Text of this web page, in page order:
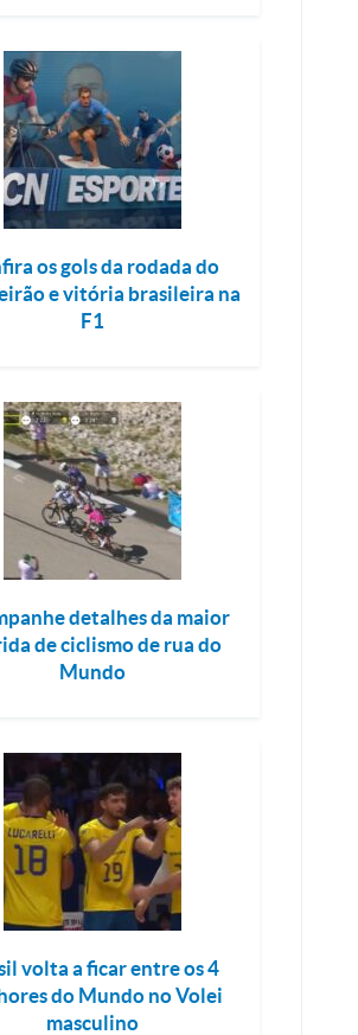
os gols da rodada do
e vitória brasileira na
F1
detalhes da maior
de ciclismo de rua do
Mundo
volta a ficar entre os 4
do Mundo no Volei
masculino